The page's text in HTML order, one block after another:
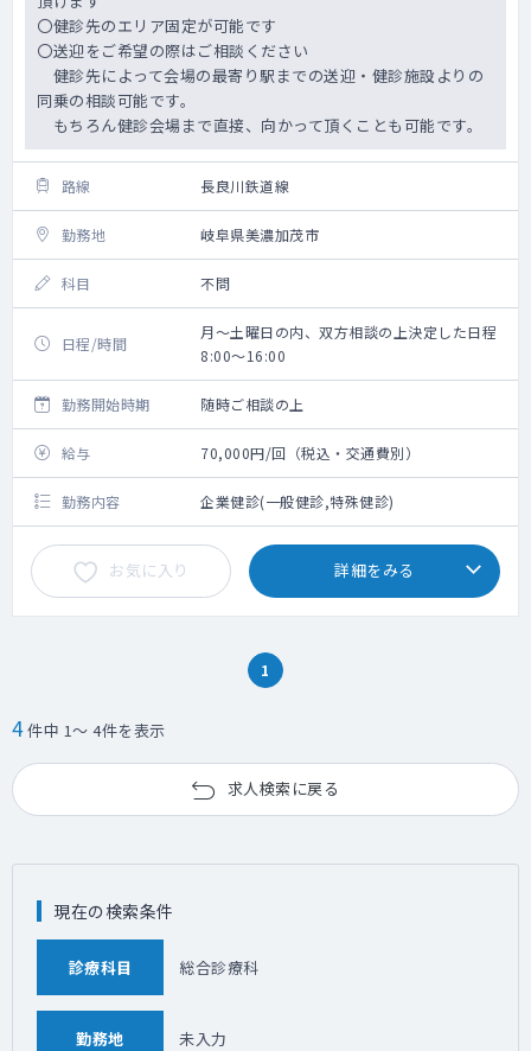
〇健診先のエリア固定が可能です
〇送迎をご希望の際はご相談ください
健診先によって会場の最寄り駅までの送迎・健診施設よりの
同乗の相談可能です。
もちろん健診会場まで直接、向かって頂くことも可能です。
路線 長良川鉄道線
勤務地 岐阜県美濃加茂市
科目 不問
日程/時間
月～土曜日の内、双方相談の上決定した日程
8:00～16:00
勤務開始時期 随時ご相談の上
給与 70,000円/回（税込・交通費別）
勤務内容 企業健診(一般健診,特殊健診)
お気に入り 詳細をみる
1
4件中 1～ 4件を表示
求人検索に戻る
現在の検索条件
診療科目 総合診療科
勤務地 未入力